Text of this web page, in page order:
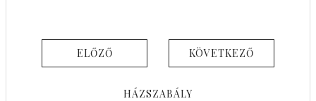
ELŐZŐ KÖVETKEZŐ
HÁZSZABÁLY